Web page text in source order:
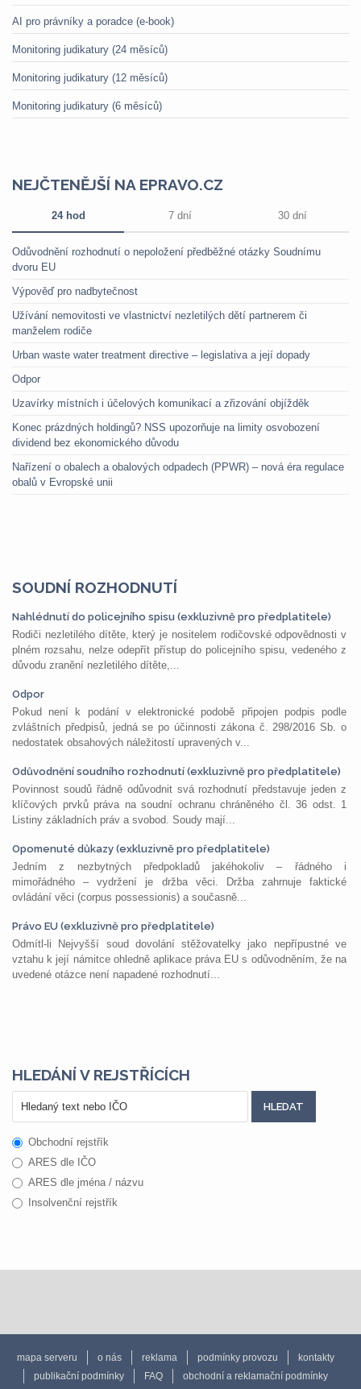
AI pro právníky a poradce (e-book)
Monitoring judikatury (24 měsíců)
Monitoring judikatury (12 měsíců)
Monitoring judikatury (6 měsíců)
NEJČTENĚJŠÍ NA EPRAVO.CZ
24 hod 7 dní 30 dní
Odůvodnění rozhodnutí o nepoložení předběžné otázky Soudnímu
dvoru EU
Výpověď pro nadbytečnost
Užívání nemovitosti ve vlastnictví nezletilých dětí partnerem či
manželem rodiče
Urban waste water treatment directive – legislativa a její dopady
Odpor
Uzavírky místních i účelových komunikací a zřizování objížděk
Konec prázdných holdingů? NSS upozorňuje na limity osvobození
dividend bez ekonomického důvodu
Nařízení o obalech a obalových odpadech (PPWR) – nová éra regulace
obalů v Evropské unii
SOUDNÍ ROZHODNUTÍ
Nahlédnutí do policejního spisu (exkluzivně pro předplatitele)
Rodiči nezletilého dítěte, který je nositelem rodičovské odpovědnosti v
plném rozsahu, nelze odepřít přístup do policejního spisu, vedeného z
důvodu zranění nezletilého dítěte,...
Odpor
Pokud není k podání v elektronické podobě připojen podpis podle
zvláštních předpisů, jedná se po účinnosti zákona č. 298/2016 Sb. o
nedostatek obsahových náležitostí upravených v...
Odůvodnění soudního rozhodnutí (exkluzivně pro předplatitele)
Povinnost soudů řádně odůvodnit svá rozhodnutí představuje jeden z
klíčových prvků práva na soudní ochranu chráněného čl. 36 odst. 1
Listiny základních práv a svobod. Soudy mají...
Opomenuté důkazy (exkluzivně pro předplatitele)
Jedním z nezbytných předpokladů jakéhokoliv – řádného i
mimořádného – vydržení je držba věci. Držba zahrnuje faktické
ovládání věci (corpus possessionis) a současně...
Právo EU (exkluzivně pro předplatitele)
Odmítl-li Nejvyšší soud dovolání stěžovatelky jako nepřípustné ve
vztahu k její námitce ohledně aplikace práva EU s odůvodněním, že na
uvedené otázce není napadené rozhodnutí...
HLEDÁNÍ V REJSTŘÍCÍCH
Obchodní rejstřík
ARES dle IČO
ARES dle jména / názvu
Insolvenční rejstřík
mapa serveru o nás reklama podmínky provozu
kontakty
publikační podmínky
FAQ obchodní a reklamační podmínky